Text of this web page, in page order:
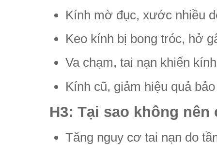
Kính mờ đục, xước nhiều
Keo kính bị bong tróc, hở
Va chạm, tai nạn khiến
Kính cũ, giảm hiệu quả
H3: Tại sao không
Tăng nguy cơ tai nạn do